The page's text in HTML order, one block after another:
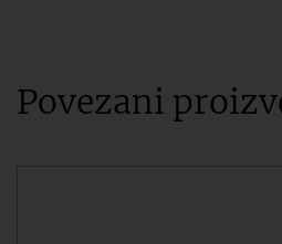
Povezani